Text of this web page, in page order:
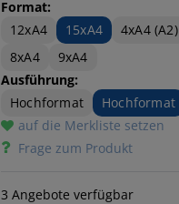
Format:
12xA4
15xA4 4xA4 (A2)
8xA4
9xA4
Ausführung:
Hochformat
Hochformat
auf die Merkliste setzen
Frage zum Produkt
3 Angebote verfügbar